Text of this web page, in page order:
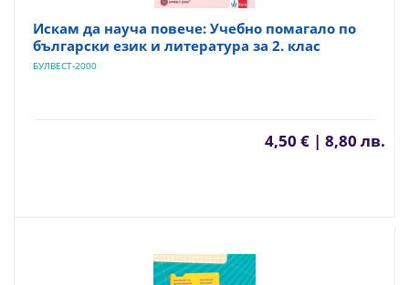
Искам да науча повече: Учебно помагало по
български език и литература за 2. клас
БУЛВЕСТ-2000
4,50 € | 8,80 лв.